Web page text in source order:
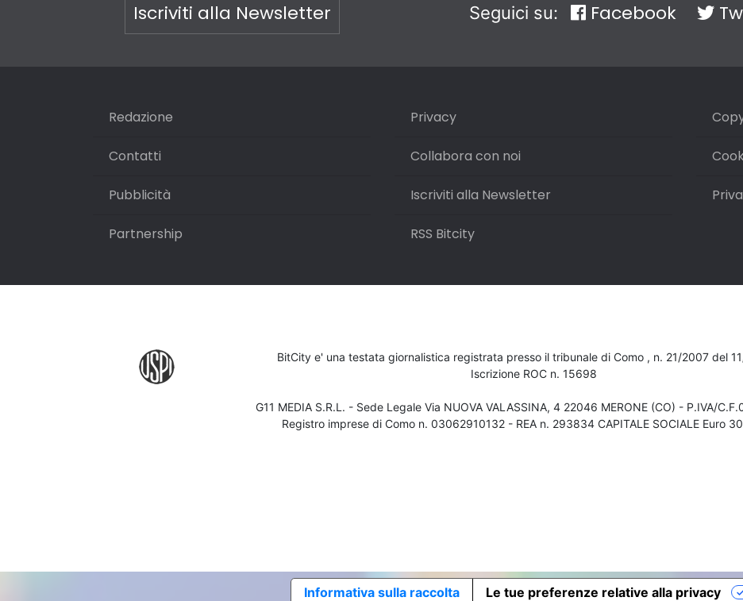
Iscriviti alla Newsletter Seguici su: Facebook
Redazione
Contatti
Pubblicità
Partnership
Privacy
Collabora con noi
Iscriviti alla Newsletter
RSS Bitcity
BitCity e' una testata giornalistica registrata presso il tribunale di Como , n. 21/2007 del
Iscrizione ROC n. 15698
G11 MEDIA S.R.L. - Sede Legale Via NUOVA VALASSINA, 4 22046 MERONE (CO) - P.IVA/
Registro imprese di Como n. 03062910132 - REA n. 293834 CAPITALE SOCIALE Euro
Informativa sulla raccolta Le tue preferenze relative alla privacy